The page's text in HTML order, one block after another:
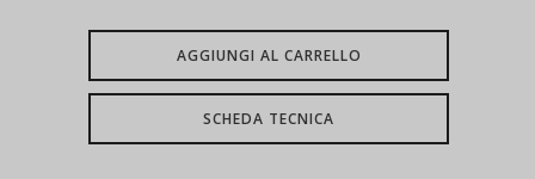
AGGIUNGI AL CARRELLO
SCHEDA TECNICA